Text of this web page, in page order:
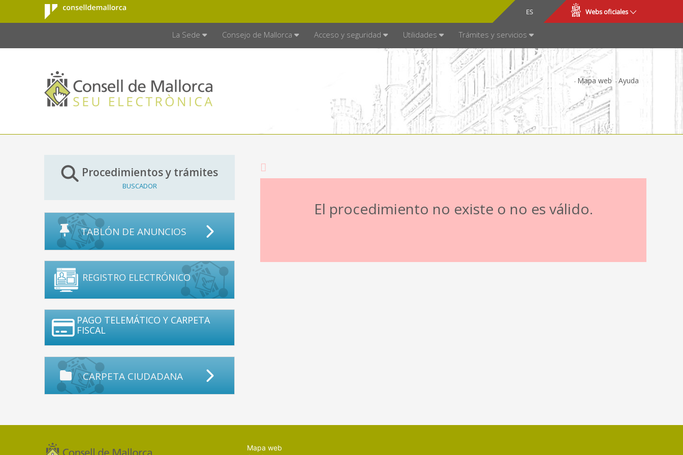
Saltar al contenido principal
Consell de
Mallorca
ES
CA Webs oficiales
La Sede Consejo de Mallorca Acceso y seguridad Utilidades Trámites y servicios
Mapa web Ayuda
Procedimientos y trámites
BUSCADOR
TABLÓN DE ANUNCIOS
REGISTRO ELECTRÓNICO
PAGO TELEMÁTICO Y CARPETA
FISCAL
CARPETA CIUDADANA
El procedimiento no existe o no es válido.
Mapa web